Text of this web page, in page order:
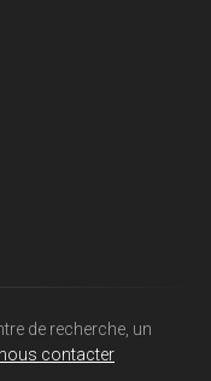
de recherche, un
nous contacter